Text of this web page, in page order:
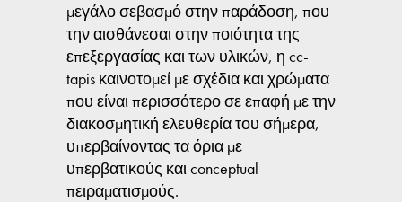
μεγάλο σεβασμό στην παράδοση, που
την αισθάνεσαι στην ποιότητα της
επεξεργασίας και των υλικών, η cc-
tapis καινοτομεί με σχέδια και χρώματα
που είναι περισσότερο σε επαφή με την
διακοσμητική ελευθερία του σήμερα,
υπερβαίνοντας τα όρια με
υπερβατικούς και conceptual
πειραματισμούς.